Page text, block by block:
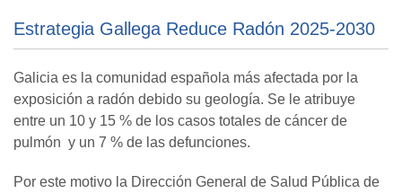
Estrategia Gallega Reduce Radón 2025-2030
Galicia es la comunidad española más afectada por la
exposición a radón debido su geología. Se le atribuye
entre un 10 y 15 % de los casos totales de cáncer de
pulmón y un 7 % de las defunciones.
Por este motivo la Dirección General de Salud Pública de